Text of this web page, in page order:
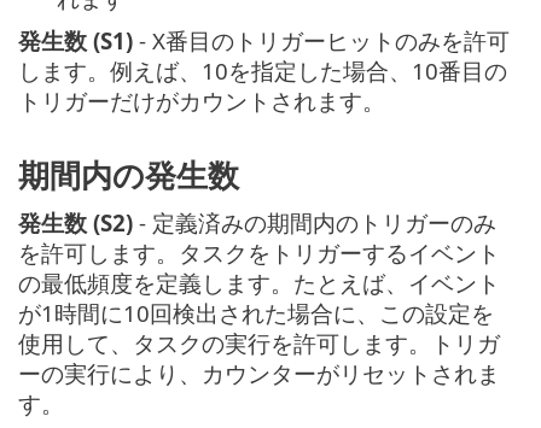
発生数 (S1) - X番目のトリガーヒットのみを許可
します。例えば、10を指定した場合、10番目の
トリガーだけがカウントされます。
期間内の発生数
発生数 (S2) - 定義済みの期間内のトリガーのみ
を許可します。タスクをトリガーするイベント
の最低頻度を定義します。たとえば、イベント
が1時間に10回検出された場合に、この設定を
使用して、タスクの実行を許可します。トリガ
ーの実行により、カウンターがリセットされま
す。